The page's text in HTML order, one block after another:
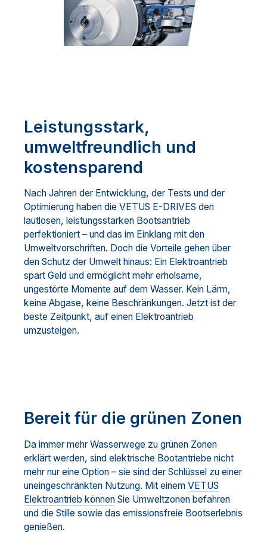
Leistungsstark,
umweltfreundlich und
kostensparend
Nach Jahren der Entwicklung, der Tests und der
Optimierung haben die VETUS E-DRIVES den
lautlosen, leistungsstarken Bootsantrieb
perfektioniert – und das im Einklang mit den
Umweltvorschriften. Doch die Vorteile gehen über
den Schutz der Umwelt hinaus: Ein Elektroantrieb
spart Geld und ermöglicht mehr erholsame,
ungestörte Momente auf dem Wasser. Kein Lärm,
keine Abgase, keine Beschränkungen. Jetzt ist der
beste Zeitpunkt, auf einen Elektroantrieb
umzusteigen.
Bereit für die grünen Zonen
Da immer mehr Wasserwege zu grünen Zonen
erklärt werden, sind elektrische Bootantriebe nicht
mehr nur eine Option – sie sind der Schlüssel zu einer
uneingeschränkten Nutzung. Mit einem VETUS
Elektroantrieb können Sie Umweltzonen befahren
und die Stille sowie das emissionsfreie Bootserlebnis
genießen.